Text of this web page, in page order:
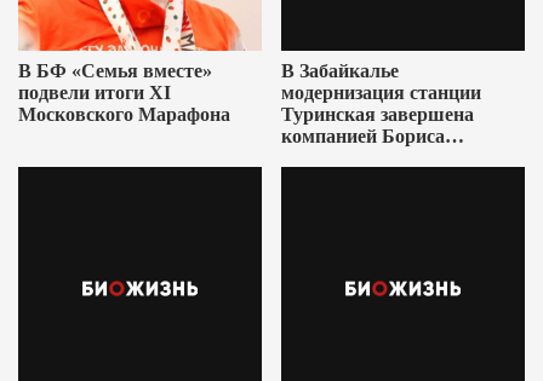
В БФ «Семья вместе»
подвели итоги XI
Московского Марафона
В Забайкалье
модернизация станции
Туринская завершена
компанией Бориса